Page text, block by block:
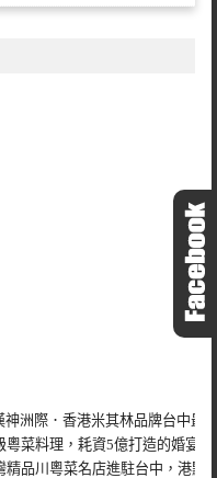
洲際．香港米其林品牌台中最
菜料理，耗資5億打造的婚宴
精品川粵菜名店進駐台中，港點